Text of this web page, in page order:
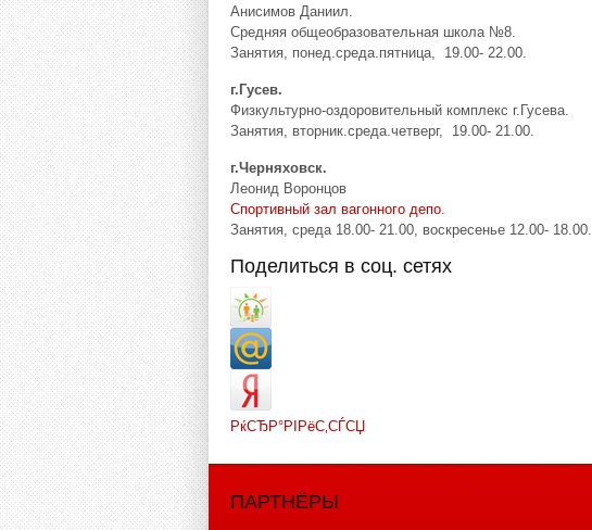
Анисимов Даниил.
Средняя общеобразовательная школа №8.
Занятия, понед.среда.пятница, 19.00- 22.00.
г.Гусев.
Физкультурно-оздоровительный комплекс г.Гусева.
Занятия, вторник.среда.четверг, 19.00- 21.00.
г.Черняховск.
Леонид Воронцов
Спортивный зал вагонного депо.
Занятия, среда 18.00- 21.00, воскресенье 12.00- 18.00.
Поделиться в соц. сетях
РќСЂР°РІРёС‚СЃСЏ
ПАРТНЁРЫ